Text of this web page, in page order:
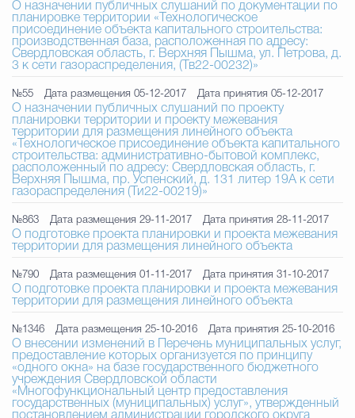
О назначении публичных слушаний по документации по
планировке территории «Технологическое
присоединение объекта капитального строительства:
производственная база, расположенная по адресу:
Свердловская область, г. Верхняя Пышма, ул. Петрова, д.
3 к сети газораспределения, (Тв22-00232)»
№55 Дата размещения 05-12-2017 Дата принятия 05-12-2017
О назначении публичных слушаний по проекту
планировки территории и проекту межевания
территории для размещения линейного объекта
«Технологическое присоединение объекта капитального
строительства: административно-бытовой комплекс,
расположенный по адресу: Свердловская область, г.
Верхняя Пышма, пр. Успенский, д. 131 литер 19А к сети
газораспределения (Ти22-00219)»
№863 Дата размещения 29-11-2017 Дата принятия 28-11-2017
О подготовке проекта планировки и проекта межевания
территории для размещения линейного объекта
№790 Дата размещения 01-11-2017 Дата принятия 31-10-2017
О подготовке проекта планировки и проекта межевания
территории для размещения линейного объекта
№1346 Дата размещения 25-10-2016 Дата принятия 25-10-2016
О внесении изменений в Перечень муниципальных услуг,
предоставление которых организуется по принципу
«одного окна» на базе государственного бюджетного
учреждения Свердловской области
«Многофункциональный центр предоставления
государственных (муниципальных) услуг», утвержденный
постановлением администрации городского округа